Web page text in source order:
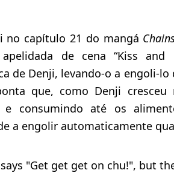
no capítulo 21 do mangá
de cena “Kiss and
de Denji, levando-o a engoli-
que, como Denji
consumindo até os
a engolir automaticamente
"Get get get on chu!", but